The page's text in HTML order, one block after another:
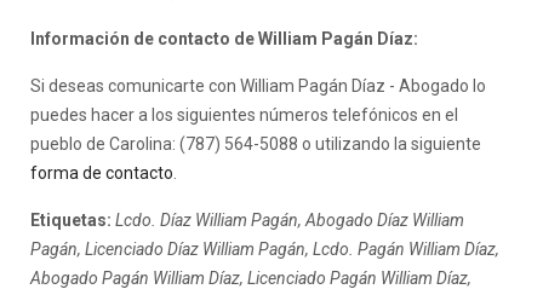
Información de contacto de William Pagán Díaz:
Si deseas comunicarte con William Pagán Díaz - Abogado lo
puedes hacer a los siguientes números telefónicos en el
pueblo de Carolina: (787) 564-5088 o utilizando la siguiente
forma de contacto
Etiquetas: Lcdo. Díaz William Pagán, Abogado Díaz William
Pagán, Licenciado Díaz William Pagán, Lcdo. Pagán William Díaz,
Abogado Pagán William Díaz, Licenciado Pagán William Díaz,